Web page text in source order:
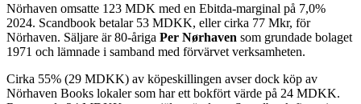
Nörhaven omsatte 123 MDK med en Ebitda-marginal på 7,0%
2024. Scandbook betalar 53 MDKK, eller cirka 77 Mkr, för
Nörhaven. Säljare är 80-åriga Per Nørhaven som grundade bolaget
1971 och lämnade i samband med förvärvet verksamheten.
Cirka 55% (29 MDKK) av köpeskillingen avser dock köp av
Nörhaven Books lokaler som har ett bokfört värde på 24 MDKK.